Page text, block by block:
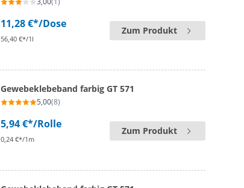
11,28 €*/Dose
56,40 €*/1l
Zum Produkt
Gewebeklebeband farbig GT 571
5,00(8)
5,94 €*/Rolle
0,24 €*/1m
Zum Produkt